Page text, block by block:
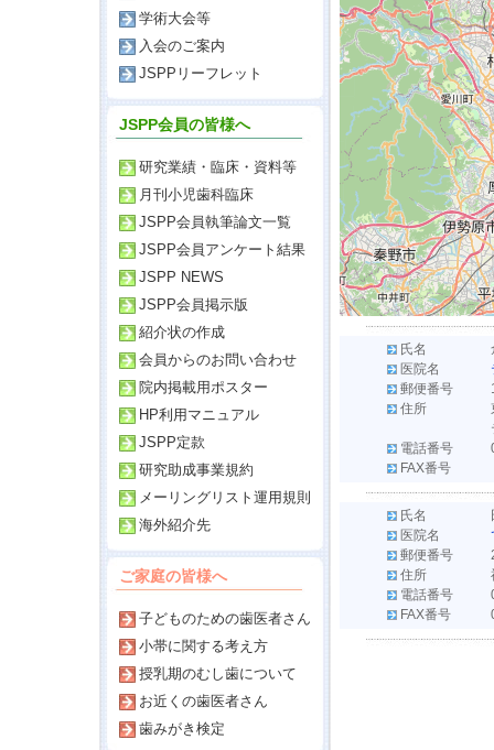
学術大会等
入会のご案内
JSPPリーフレット
JSPP会員の皆様へ
研究業績・臨床・資料等
月刊小児歯科臨床
JSPP会員執筆論文一覧
JSPP会員アンケート結果
JSPP NEWS
JSPP会員掲示版
紹介状の作成
会員からのお問い合わせ
院内掲載用ポスター
HP利用マニュアル
JSPP定款
研究助成事業規約
メーリングリスト運用規則
海外紹介先
ご家庭の皆様へ
子どものための歯医者さん
小帯に関する考え方
授乳期のむし歯について
お近くの歯医者さん
歯みがき検定
氏名
医院名
郵便番号
住所
電話番号
FAX番号
氏名
医院名
郵便番号
住所
電話番号
FAX番号